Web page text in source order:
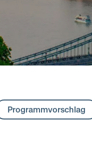
Programmvorschlag